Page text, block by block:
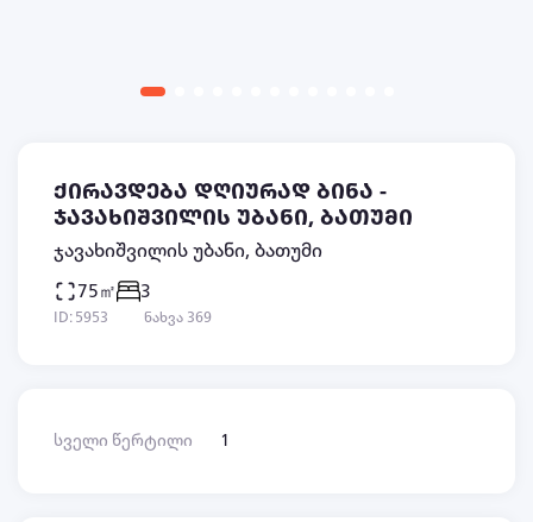
ქირავდება დღიურად ბინა -
ჯავახიშვილის უბანი, ბათუმი
ჯავახიშვილის უბანი, ბათუმი
75㎡ 3
ID: 5953 ნახვა 369
სველი წერტილი 1